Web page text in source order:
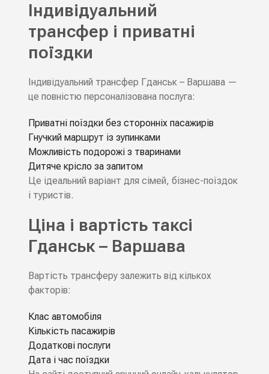
Індивідуальний
трансфер і приватні
поїздки
Індивідуальний трансфер Гданськ – Варшава —
це повністю персоналізована послуга:
Приватні поїздки без сторонніх пасажирів
Гнучкий маршрут із зупинками
Можливість подорожі з тваринами
Дитяче крісло за запитом
Це ідеальний варіант для сімей, бізнес-поїздок
і туристів.
Ціна і вартість таксі
Гданськ – Варшава
Вартість трансферу залежить від кількох
факторів:
Клас автомобіля
Кількість пасажирів
Додаткові послуги
Дата і час поїздки